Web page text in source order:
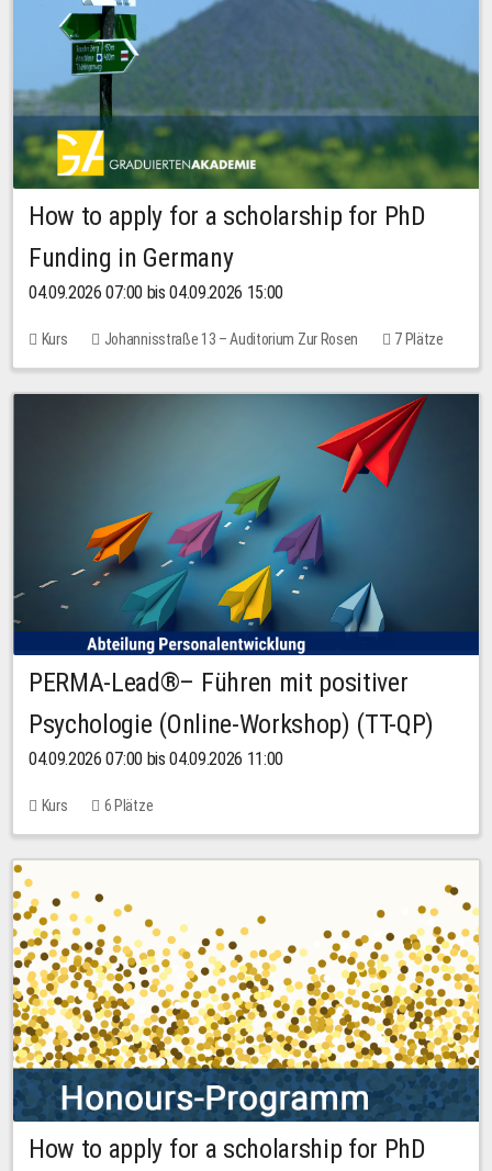
How to apply for a scholarship for PhD
Funding in Germany
04.09.2026 07:00 bis 04.09.2026 15:00
Kurs Johannisstraße 13 – Auditorium Zur Rosen
7 Plätze
10,00 EUR
PERMA-Lead®– Führen mit positiver
Psychologie (Online-Workshop) (TT-QP)
04.09.2026 07:00 bis 04.09.2026 11:00
Kurs 6 Plätze
How to apply for a scholarship for PhD